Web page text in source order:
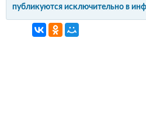
публикуются исключительно в